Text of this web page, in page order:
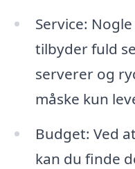
Service:
tilbyder fuld
serverer og
måske kun
Budget: Ved
kan du finde